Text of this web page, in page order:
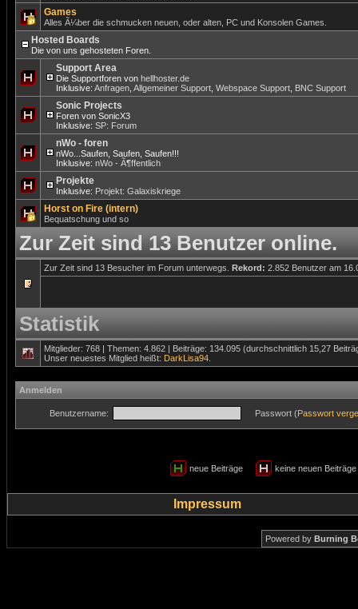
Games
Alles Ã¼ber die schmucken neuen, oder alten, PC und Konsolen Games.
Hosted Boards
Die von uns gehosteten Foren.
Support Area
Die Supportforen von hellhoster.de
Inklusive: Anfragen Allgemeiner Support Webspace Support BNC Support
Sonic Projects
Foren von SonicX3
Inklusive: SP: Forum
nWo - foren
nWo...Saufen, Saufen, Saufen!!!
Inklusive: nWo - Ã¶ffentlich
Projekte
Inklusive: Projekt: Galaxiskriege
Horst on Fire (intern)
Bequatschung und so
Zur Zeit sind 13 Benutzer online.
Zur Zeit sind 13 Besucher im Forum unterwegs. Rekord: 2.852 Benutzer am
Statistik
Mitglieder: 768 | Themen: 4.862 | Beiträge: 134.095 (durchschnittlich 15,27
Unser neuestes Mitglied heißt: DarkLisa94
Anmelden
Benutzername: Passwort (Passwort
neue Beiträge keine neuen
Impressum
Powered by Burning